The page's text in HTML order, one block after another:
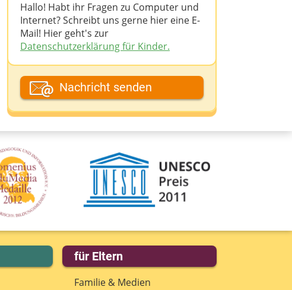
Hallo! Habt ihr Fragen zu Computer und
Internet? Schreibt uns gerne hier eine E-
Mail! Hier geht's zur
Datenschutzerklärung für Kinder.
Dein Fantasiename
Deine E-Mail-Adresse (wenn du eine
Deine Nachricht
Nachricht senden
für Eltern
Familie & Medien